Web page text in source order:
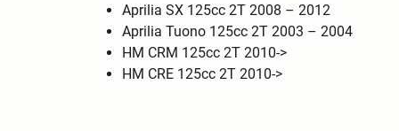
Aprilia SX 125cc 2T 2008 – 2012
Aprilia Tuono 125cc 2T 2003 – 2004
HM CRM 125cc 2T 2010->
HM CRE 125cc 2T 2010->